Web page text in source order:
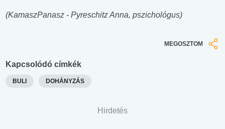
(KamaszPanasz - Pyreschitz Anna, pszichológus)
MEGOSZTOM
Kapcsolódó címkék
BULI DOHÁNYZÁS
Hirdetés